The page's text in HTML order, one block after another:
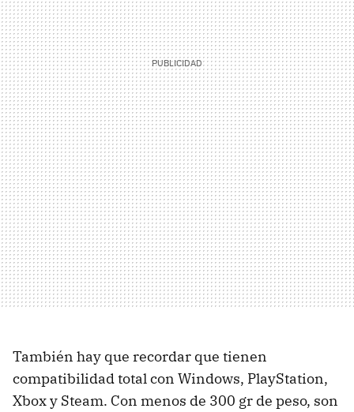
También hay que recordar que tienen
compatibilidad total con Windows, PlayStation,
Xbox y Steam. Con menos de 300 gr de peso, son